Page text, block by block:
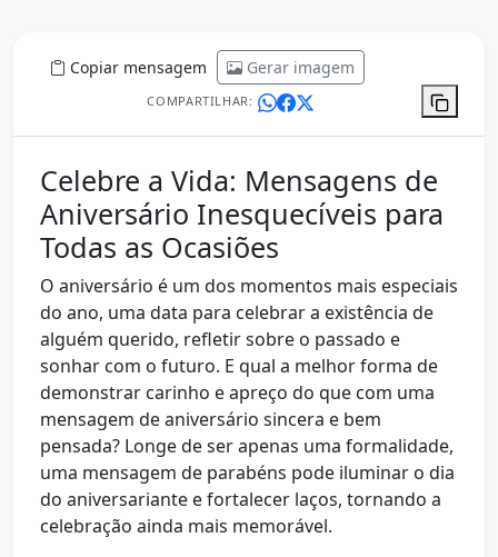
Copiar mensagem Gerar imagem
COMPARTILHAR:
Celebre a Vida: Mensagens de
Aniversário Inesquecíveis para
Todas as Ocasiões
O aniversário é um dos momentos mais especiais
do ano, uma data para celebrar a existência de
alguém querido, refletir sobre o passado e
sonhar com o futuro. E qual a melhor forma de
demonstrar carinho e apreço do que com uma
mensagem de aniversário sincera e bem
pensada? Longe de ser apenas uma formalidade,
uma mensagem de parabéns pode iluminar o dia
do aniversariante e fortalecer laços, tornando a
celebração ainda mais memorável.